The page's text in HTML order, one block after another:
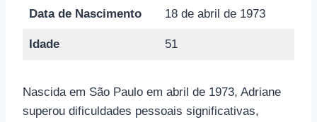
Data de Nascimento 18 de abril de 1973
Idade 51
Nascida em São Paulo em abril de 1973, Adriane
superou dificuldades pessoais significativas,